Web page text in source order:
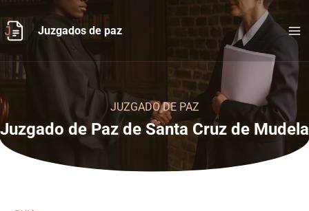
al
contenido
Juzgados de paz
JUZGADO DE PAZ
Juzgado de Paz de Santa Cruz de Mudela